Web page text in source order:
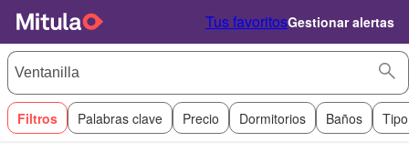
Tus favoritosGestionar alertas
Filtros Palabras clave Precio Dormitorios Baños